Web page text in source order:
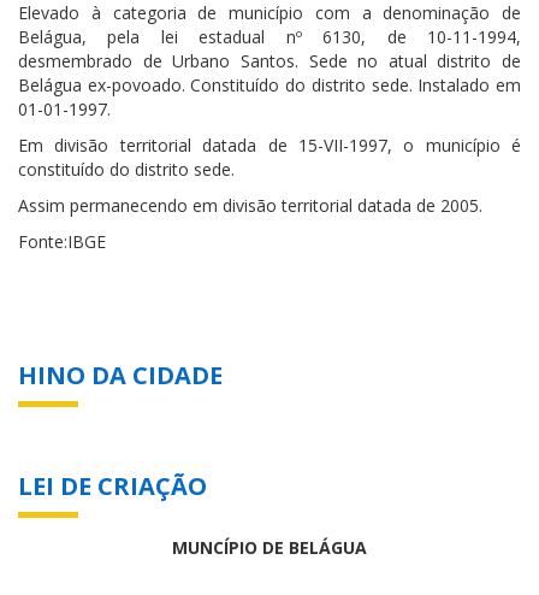
Elevado à categoria de município com a denominação de
Belágua, pela lei estadual nº 6130, de 10-11-1994,
desmembrado de Urbano Santos. Sede no atual distrito de
Belágua ex-povoado. Constituído do distrito sede. Instalado em
01-01-1997.
Em divisão territorial datada de 15-VII-1997, o município é
constituído do distrito sede.
Assim permanecendo em divisão territorial datada de 2005.
Fonte:IBGE
HINO DA CIDADE
LEI DE CRIAÇÃO
MUNCÍPIO DE BELÁGUA